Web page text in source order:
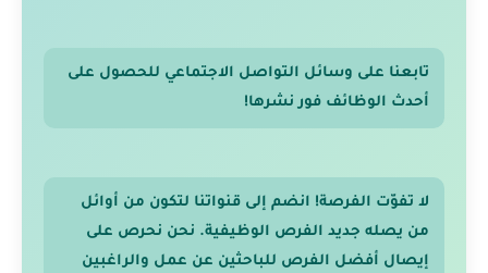
تابعنا على وسائل التواصل الاجتماعي للحصول على
أحدث الوظائف فور نشرها!
لا تفوّت الفرصة! انضم إلى قنواتنا لتكون من أوائل
من يصله جديد الفرص الوظيفية. نحن نحرص على
إيصال أفضل الفرص للباحثين عن عمل والراغبين